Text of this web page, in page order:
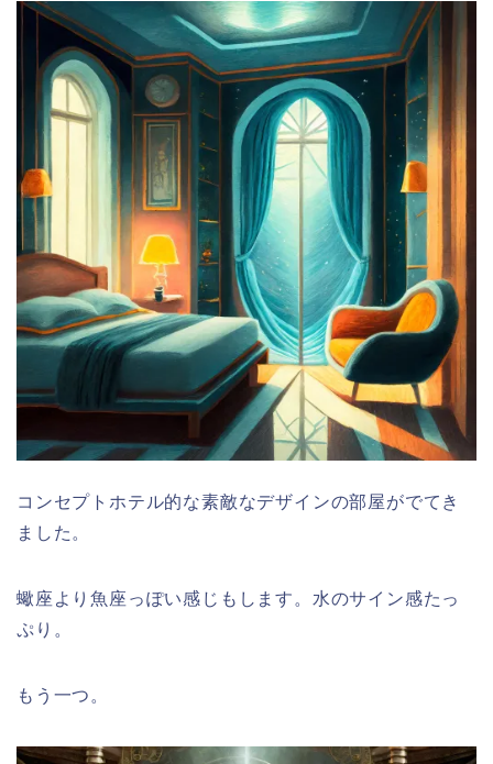
コンセプトホテル的な素敵なデザインの部屋がでてき
ました。
蠍座より魚座っぽい感じもします。水のサイン感たっ
ぷり。
もう一つ。